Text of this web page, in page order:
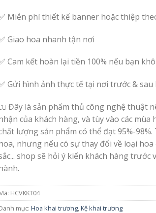
Miễn phí thiết kế banner hoặc thiệp
Giao hoa nhanh tận nơi
Cam kết hoàn lại tiền 100% nếu bạn
Gửi hình ảnh thực tế tại nơi trước &
Đây là sản phẩm thủ công nghệ thuật
của khách hàng, và tùy vào các mùa
lượng sản phẩm có thể đạt 95%-
nhưng nếu có sự thay đổi về loại hoa
shop sẽ hỏi ý kiến khách hàng trước
HCVKKT04
mục:Hoa khai trương,Kệ khai trương